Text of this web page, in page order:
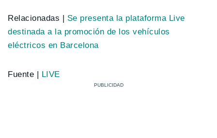
Relacionadas | Se presenta la plataforma Live
destinada a la promoción de los vehículos
eléctricos en Barcelona
Fuente | LIVE